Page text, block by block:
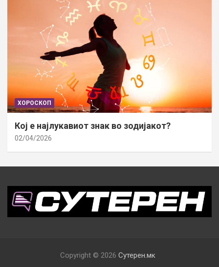
ХОРОСКОП
Кој е најлукавиот знак во зодијакот?
02/04/2026
Copyright © 2026 Сутерен.мк